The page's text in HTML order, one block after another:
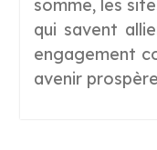
somme, les
qui savent
engagement
avenir